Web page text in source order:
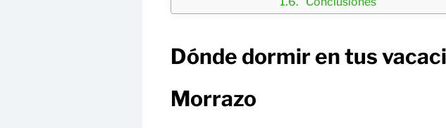
Dónde dormir en tus
Morrazo